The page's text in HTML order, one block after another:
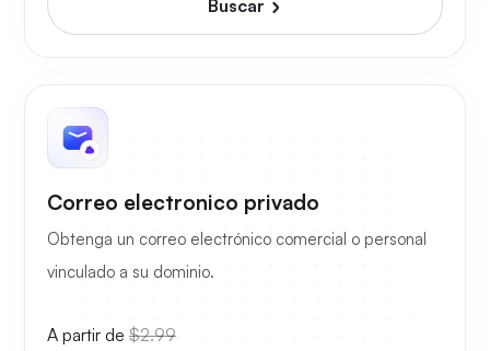
Buscar
Correo electronico privado
Obtenga un correo electrónico comercial o personal
vinculado a su dominio.
A partir de $2.99